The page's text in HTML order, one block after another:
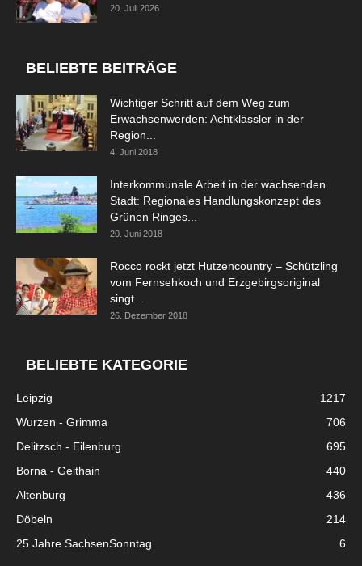
20. Juli 2026
BELIEBTE BEITRÄGE
Wichtiger Schritt auf dem Weg zum
Erwachsenwerden: Achtklässler in der
Region...
4. Juni 2018
Interkommunale Arbeit in der wachsenden
Stadt: Regionales Handlungskonzept des
Grünen Ringes...
20. Juni 2018
Rocco rockt jetzt Hutzencountry – Schützling
vom Fernsehkoch und Erzgebirgsoriginal
singt...
26. Dezember 2018
BELIEBTE KATEGORIE
Leipzig
1217
Wurzen - Grimma
706
Delitzsch - Eilenburg
695
Borna - Geithain
440
Altenburg
436
Döbeln
214
25 Jahre SachsenSonntag
6